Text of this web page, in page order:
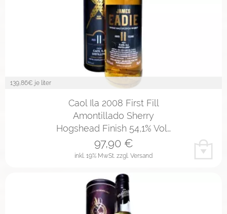
139,86€ je liter
Caol Ila 2008 First Fill
Amontillado Sherry
Hogshead Finish 54,1% Vol…
inkl. 19% MwSt. zzgl. Versand
97,90€